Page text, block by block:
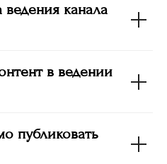
канала
в ведении
публиковать